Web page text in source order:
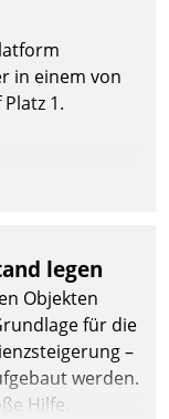
in einem von
1.
legen
Objekten
für die
–
werden.
Hilfe.